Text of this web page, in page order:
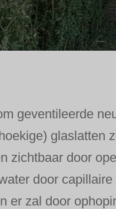
geventileerde
glaslatten
zichtbaar door
door
er zal door